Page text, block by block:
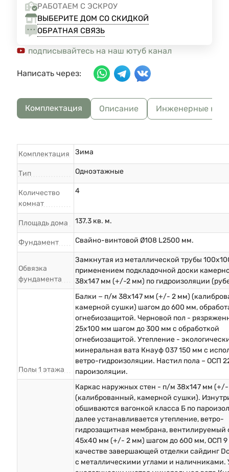
РАБОТАЕМ С ЭСКРОУ
ВЫБЕРИТЕ ДОМ СО СКИДКОЙ
ОБРАТНАЯ СВЯЗЬ
подписывайтесь на наш ютуб канал
Написать через:
Комплектация Описание Инженерные
Комплектация Зима
Тип Одноэтажные
Количество
комнат
4
Площадь дома 137.3 кв. м.
Фундамент Свайно-винтовой Ø108 L2500 мм.
Обвязка
фундамента
Замкнутая из металлической трубы
применением подкладочной доски
38х147 мм (+/-2 мм) по гидроизоляции
Полы 1 этажа
Балки − п/м 38х147 мм (+/- 2 мм)
камерной сушки) шагом до 600 мм,
огнебиозащитой. Черновой пол -
25х100 мм шагом до 300 мм с обработкой
огнебиозащитой. Утепление -
минеральная вата Кнауф 037 150 мм с
ветро-гидроизоляции. Настил пола – ОСП
пароизоляции.
Каркас наружных стен - п/м 38х147 мм
(калиброванный, камерной сушки).
обшиваются вагонкой класса Б по
далее устанавливается утепление, ветро-
гидрозащитная мембрана, вентилируемый
45х40 мм (+/- 2 мм) шагом до 600 мм, ОСП 9
качестве завершающей отделки сайдинг
с металлическими углами и наличниками.